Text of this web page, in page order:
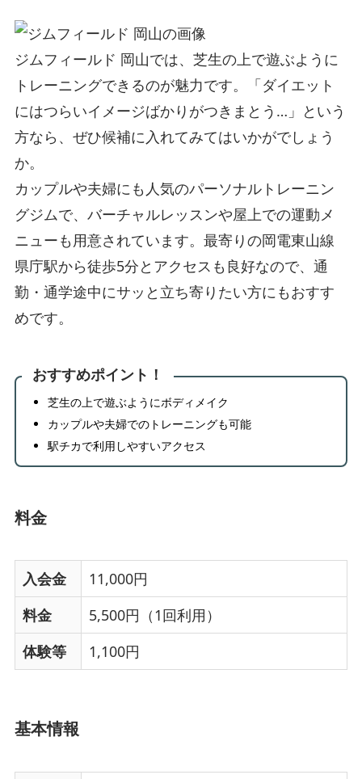
ジムフィールド 岡山では、芝生の上で遊ぶように
トレーニングできるのが魅力です。「ダイエット
にはつらいイメージばかりがつきまとう…」という
方なら、ぜひ候補に入れてみてはいかがでしょう
か。
カップルや夫婦にも人気のパーソナルトレーニン
グジムで、バーチャルレッスンや屋上での運動メ
ニューも用意されています。最寄りの岡電東山線
県庁駅から徒歩5分とアクセスも良好なので、通
勤・通学途中にサッと立ち寄りたい方にもおすす
めです。
おすすめポイント！
芝生の上で遊ぶようにボディメイク
カップルや夫婦でのトレーニングも可能
駅チカで利用しやすいアクセス
料金
入会金
11,000円
料金
5,500円（1回利用）
体験等
1,100円
基本情報